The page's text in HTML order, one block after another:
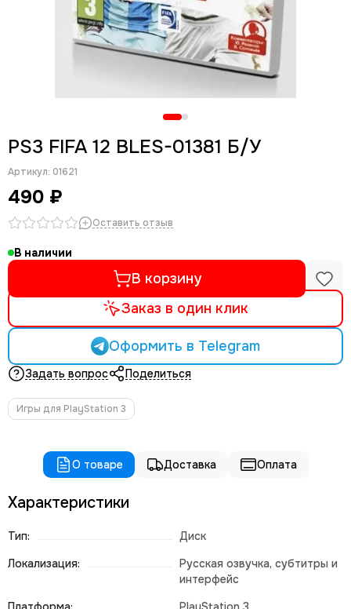
PS3 FIFA 12 BLES-01381 Б/У
Артикул: 01621
490 ₽
Оставить отзыв
В наличии
В корзину
Заказ в один клик
Оформить в Telegram
Задать вопрос Поделиться
Игры для PlayStation 3
О товаре Доставка Оплата
Характеристики
Тип:
Диск
Локализация:
Русская озвучка, субтитры и
интерфейс